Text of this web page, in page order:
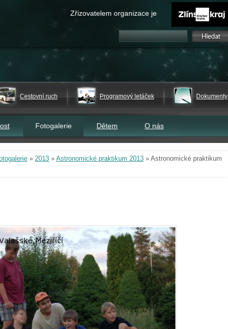
Zřizovatelem organizace je
Cestovní ruch Programový letáček Dokumenty
Fotogalerie Dětem O nás
» 2013 » Astronomické praktikum 2013 » Astronomické praktikum